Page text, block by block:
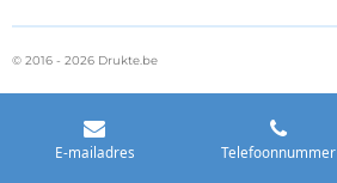
© 2016 - 2026 Drukte.be
E-mailadres Telefoonnummer